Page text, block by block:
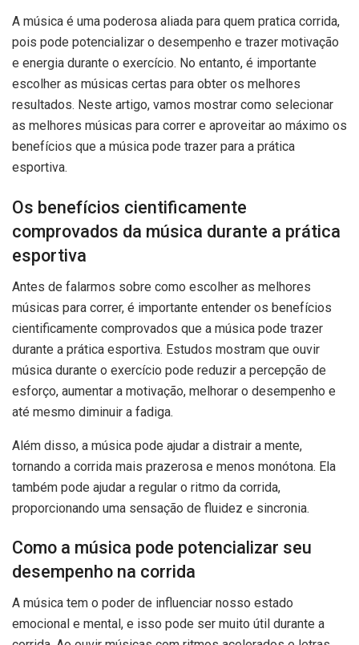
A música é uma poderosa aliada para quem pratica corrida,
pois pode potencializar o desempenho e trazer motivação
e energia durante o exercício. No entanto, é importante
escolher as músicas certas para obter os melhores
resultados. Neste artigo, vamos mostrar como selecionar
as melhores músicas para correr e aproveitar ao máximo os
benefícios que a música pode trazer para a prática
esportiva.
Os benefícios cientificamente
comprovados da música durante a prática
esportiva
Antes de falarmos sobre como escolher as melhores
músicas para correr, é importante entender os benefícios
cientificamente comprovados que a música pode trazer
durante a prática esportiva. Estudos mostram que ouvir
música durante o exercício pode reduzir a percepção de
esforço, aumentar a motivação, melhorar o desempenho e
até mesmo diminuir a fadiga.
Além disso, a música pode ajudar a distrair a mente,
tornando a corrida mais prazerosa e menos monótona. Ela
também pode ajudar a regular o ritmo da corrida,
proporcionando uma sensação de fluidez e sincronia.
Como a música pode potencializar seu
desempenho na corrida
A música tem o poder de influenciar nosso estado
emocional e mental, e isso pode ser muito útil durante a